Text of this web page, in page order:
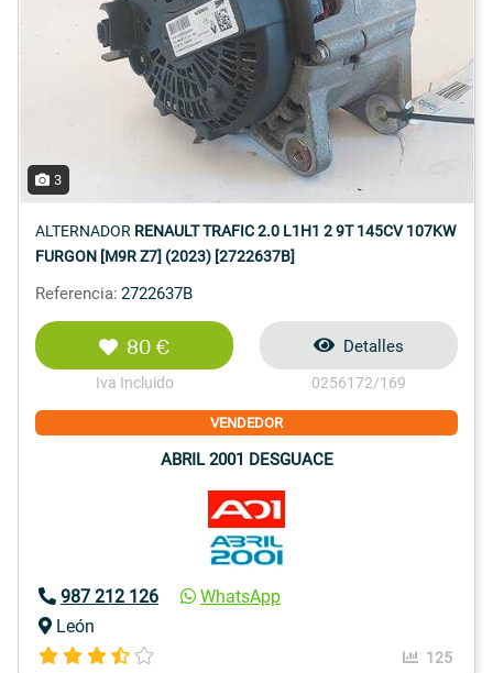
3
ALTERNADOR RENAULT TRAFIC 2.0 L1H1 2 9T 145CV 107KW
FURGON [M9R Z7] (2023) [2722637B]
Referencia: 2722637B
80 €
Iva Incluido
Detalles
0256172/169
VENDEDOR
ABRIL 2001 DESGUACE
987 212 126
WhatsApp
León
125